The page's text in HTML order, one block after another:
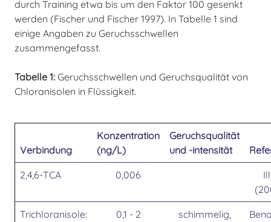
durch Training etwa bis um den Faktor 100 gesenkt
werden (Fischer und Fischer 1997). In Tabelle 1 sind
einige Angaben zu Geruchsschwellen
zusammengefasst.
Tabelle 1: Geruchsschwellen und Geruchsqualität von
Chloranisolen in Flüssigkeit.
Verbindung
Konzentration
(ng/L)
Geruchsqualität
und -intensität
2,4,6-TCA 0,006
Trichloranisole:
0,1 - 2
schimmelig,